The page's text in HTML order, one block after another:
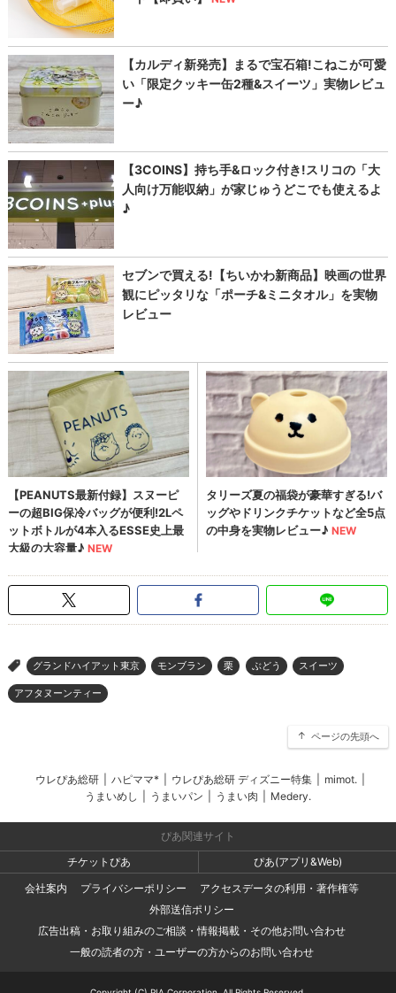
> グランドハイアット東京 モンブラン 栗 ぶどう スイーツ
アフタヌーンティー
ページの先頭へ
ウレぴあ総研 ハピママ* ウレぴあ総研 ディズニー特集 mimot.
うまいめし
うまいパン うまい肉 Medery.
ぴあ関連サイト
チケットぴあ
ぴあ(アプリ&Web)
会社案内
プライバシーポリシー
アクセスデータの利用・著作権等
外部送信ポリシー
広告出稿・お取り組みのご相談・情報掲載・その他お問い合わせ
一般の読者の方・ユーザーの方からのお問い合わせ